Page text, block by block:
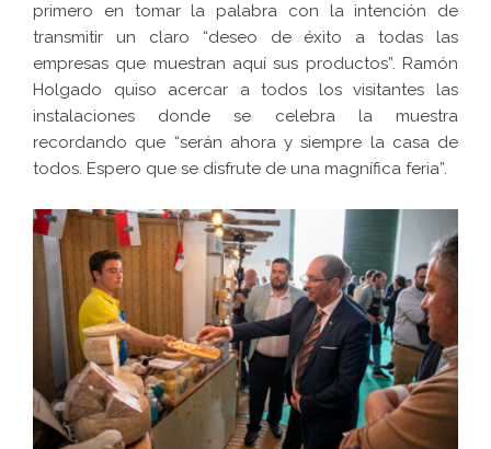
primero en tomar la palabra con la intención de
transmitir un claro “deseo de éxito a todas las
empresas que muestran aquí sus productos”. Ramón
Holgado quiso acercar a todos los visitantes las
instalaciones donde se celebra la muestra
recordando que “serán ahora y siempre la casa de
todos. Espero que se disfrute de una magnífica feria”.